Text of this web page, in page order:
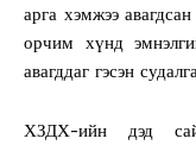
арга хэмжээ
орчим хүнд
авагддаг гэсэн
ХЗДХ-ийн дэд